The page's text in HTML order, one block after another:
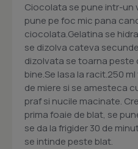
Ciocolata se pune intr-un
pune pe foc mic pana
ciocolata.Gelatina se
se dizolva cateva
dizolvata se toarna
bine.Se lasa la racit.250
de miere si se amesteca
praf si nucile macinate.
prima foaie de blat, se
se da la frigider 30 de
se intinde peste blat.